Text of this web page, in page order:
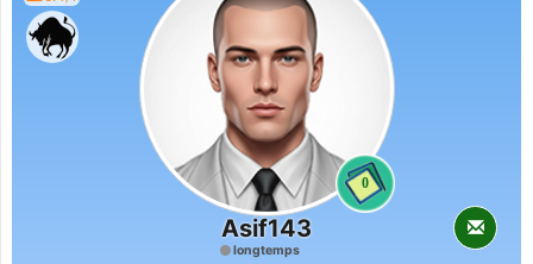
0
Asif143
longtemps